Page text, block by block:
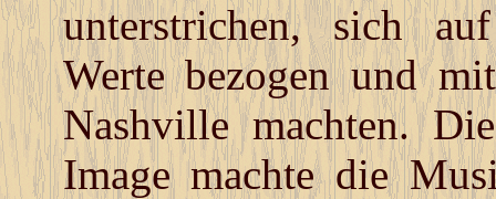
unterstrichen, sich
Werte bezogen und
Nashville machten.
Image machte die